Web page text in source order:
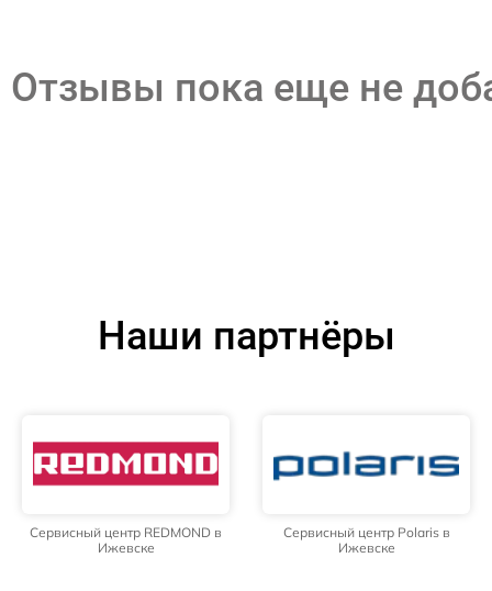
Отзывы пока еще не
Наши партнёры
Сервисный центр REDMOND в
Ижевске
Сервисный центр Polaris в
Ижевске